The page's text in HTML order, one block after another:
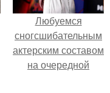
Любуемся
сногсшибательным
актерским составом
на очередной